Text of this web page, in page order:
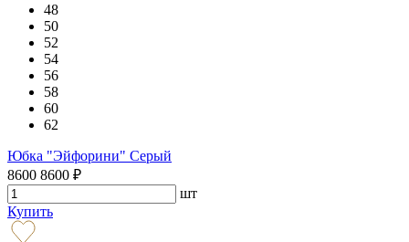
48
50
52
54
56
58
60
62
Юбка "Эйфорини" Серый
8600 8600 ₽
шт
Купить